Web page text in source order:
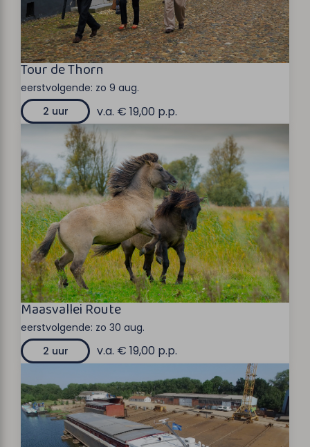
Tour de Thorn
eerstvolgende: zo 9 aug.
2 uur
v.a. € 19,00 p.p.
Maasvallei Route
eerstvolgende: zo 30 aug.
2 uur
v.a. € 19,00 p.p.